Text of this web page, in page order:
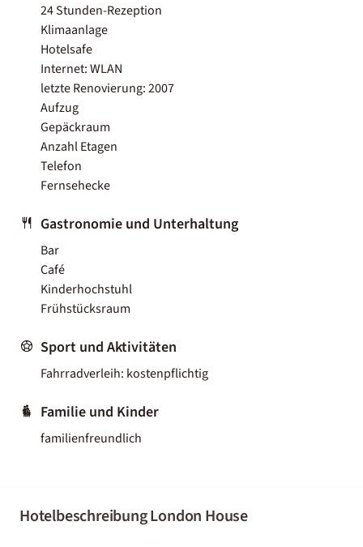
24 Stunden-Rezeption
Klimaanlage
Hotelsafe
Internet: WLAN
letzte Renovierung: 2007
Aufzug
Gepäckraum
Anzahl Etagen
Telefon
Fernsehecke
Gastronomie und Unterhaltung
Bar
Café
Kinderhochstuhl
Frühstücksraum
Sport und Aktivitäten
Fahrradverleih: kostenpflichtig
Familie und Kinder
familienfreundlich
Hotelbeschreibung London House